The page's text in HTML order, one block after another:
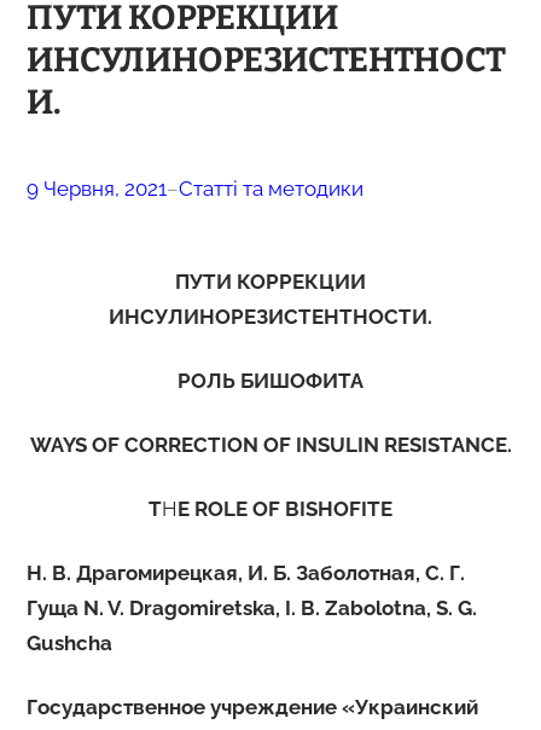
ПУТИ КОРРЕКЦИИ
ИНСУЛИНОРЕЗИСТЕНТНОСТ
И.
9 Червня, 2021–Статті та методики
ПУТИ КОРРЕКЦИИ
ИНСУЛИНОРЕЗИСТЕНТНОСТИ.
РОЛЬ БИШОФИТА
WAYS OF CORRECTION OF INSULIN RESISTANCE.
THE ROLE OF BISHOFITE
Н. В. Драгомирецкая, И. Б. Заболотная, С. Г.
Гуща N. V. Dragomiretska, I. B. Zabolotna, S. G.
Gushcha
Государственное учреждение «Украинский